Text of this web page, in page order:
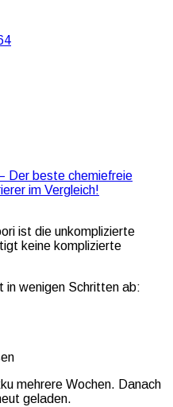
Der beste chemiefreie
im Vergleich!
ist die unkomplizierte
keine komplizierte
in wenigen Schritten ab:
mehrere Wochen. Danach
geladen.